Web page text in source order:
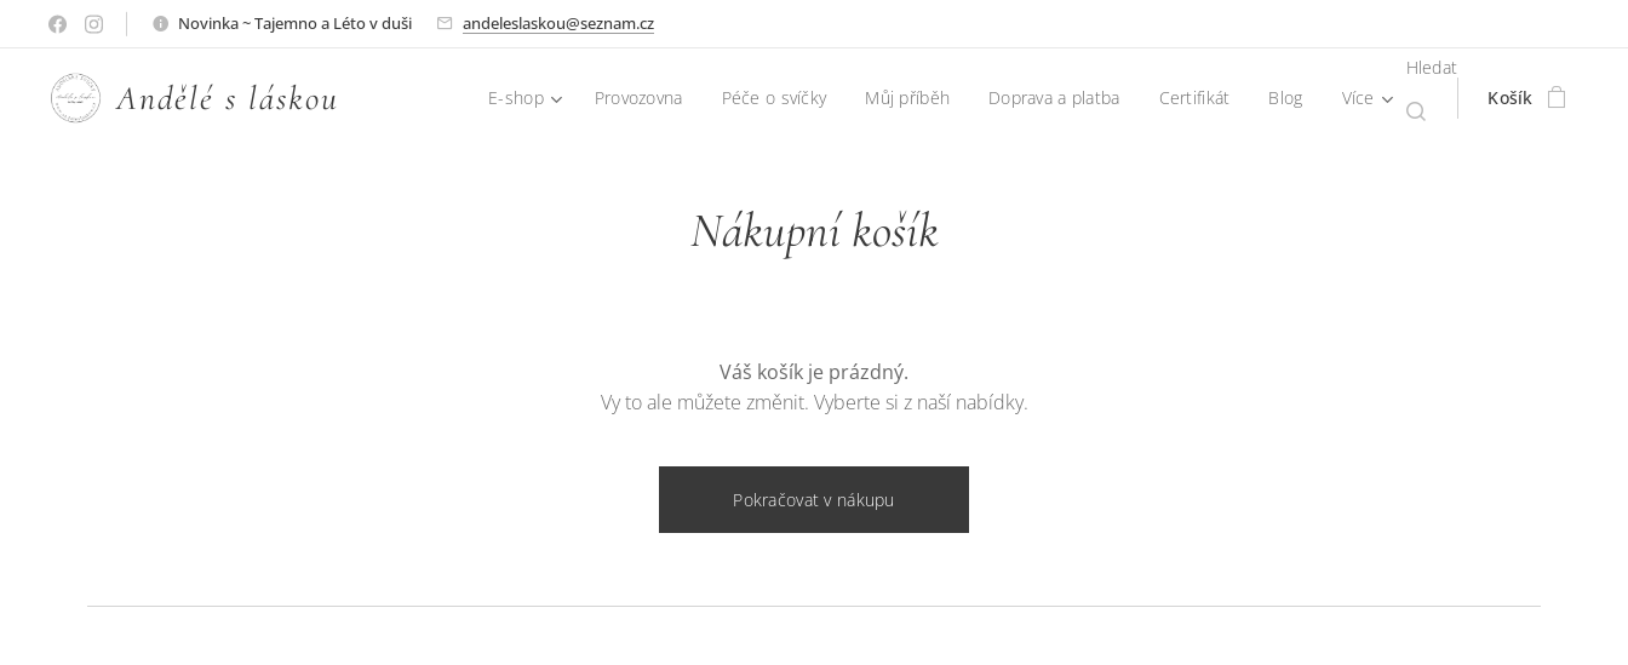
Novinka ~ Tajemno a Léto v duši andeleslaskou@seznam.cz
Andělé s láskou ♥ E-shop Provozovna Péče o svíčky Můj příběh Doprava a platba Certifikát Blog Více
Hledat
Košík
Nákupní košík
Váš košík je prázdný.
Vy to ale můžete změnit. Vyberte si z naší nabídky.
Pokračovat v nákupu